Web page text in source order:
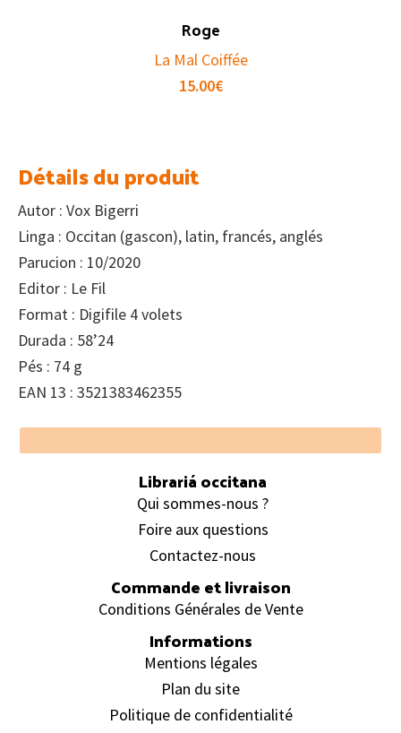
Roge
La Mal Coiffée
15.00€
Détails du produit
Autor : Vox Bigerri
Linga : Occitan (gascon), latin, francés, anglés
Parucion : 10/2020
Editor : Le Fil
Format : Digifile 4 volets
Durada : 58’24
Pés : 74 g
EAN 13 : 3521383462355
Footer
Librariá occitana
Qui sommes-nous ?
Foire aux questions
Contactez-nous
Commande et livraison
Conditions Générales de Vente
Informations
Mentions légales
Plan du site
Politique de confidentialité